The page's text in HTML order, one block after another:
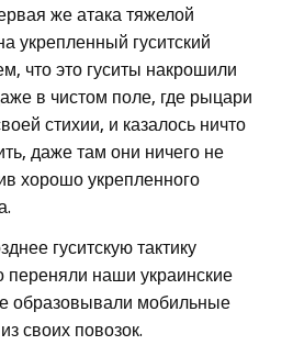
же атака тяжелой
укрепленный гуситский
что это гуситы накрошили
в чистом поле, где рыцари
стихии, и казалось ничто
даже там они ничего не
хорошо укрепленного
гуситскую тактику
переняли наши украинские
образовывали мобильные
своих повозок.